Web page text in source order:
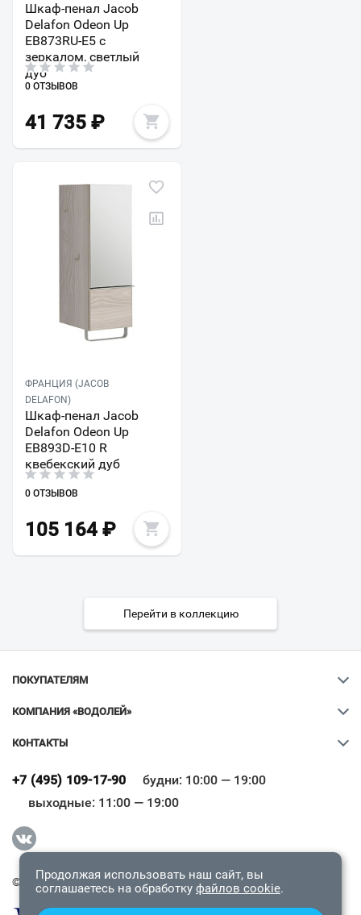
Шкаф-пенал Jacob
Delafon Odeon Up
EB873RU-E5 с
зеркалом, светлый
дуб
0 ОТЗЫВОВ
41 735 ₽
ФРАНЦИЯ (JACOB
DELAFON)
Шкаф-пенал Jacob
Delafon Odeon Up
EB893D-E10 R
квебекский дуб
0 ОТЗЫВОВ
105 164 ₽
Перейти в коллекцию
ПОКУПАТЕЛЯМ
КОМПАНИЯ «ВОДОЛЕЙ»
КОНТАКТЫ
+7 (495) 109-17-90
будни: 10:00 — 19:00
выходные: 11:00 — 19:00
© 2009-2026 «Водолей Онлайн». Все права защищены.
Всё верно
Продолжая использовать наш сайт, вы
соглашаетесь на обработку файлов cookie.